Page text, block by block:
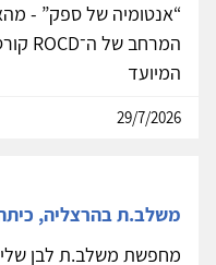
“אנטומיה של ספק” -
המיועד
29/7/2026
משלב.ת בהרצליה,
מחפשת משלב.ת לבן